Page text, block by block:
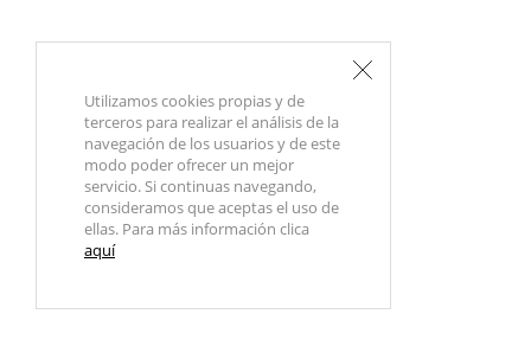
Utilizamos cookies propias y de
terceros para realizar el análisis de la
navegación de los usuarios y de este
modo poder ofrecer un mejor
servicio. Si continuas navegando,
consideramos que aceptas el uso de
ellas. Para más información clica
aquí